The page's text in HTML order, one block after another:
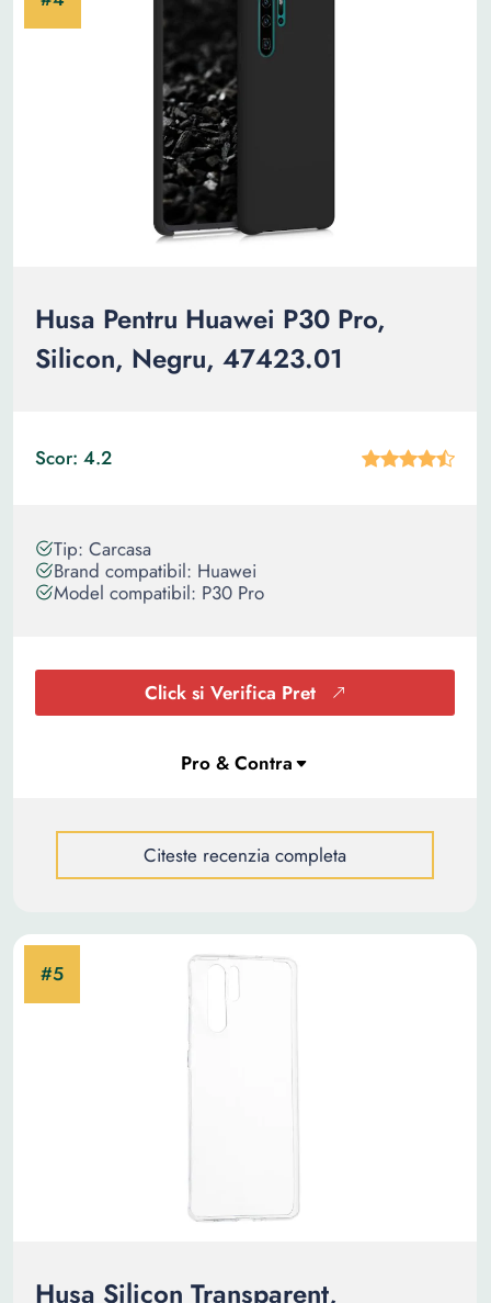
Husa Pentru Huawei P30 Pro,
Silicon, Negru, 47423.01
Scor: 4.2
Tip: Carcasa
Brand compatibil: Huawei
Model compatibil: P30 Pro
Click si Verifica Pret
Citeste recenzia completa
Husa Silicon Transparent,